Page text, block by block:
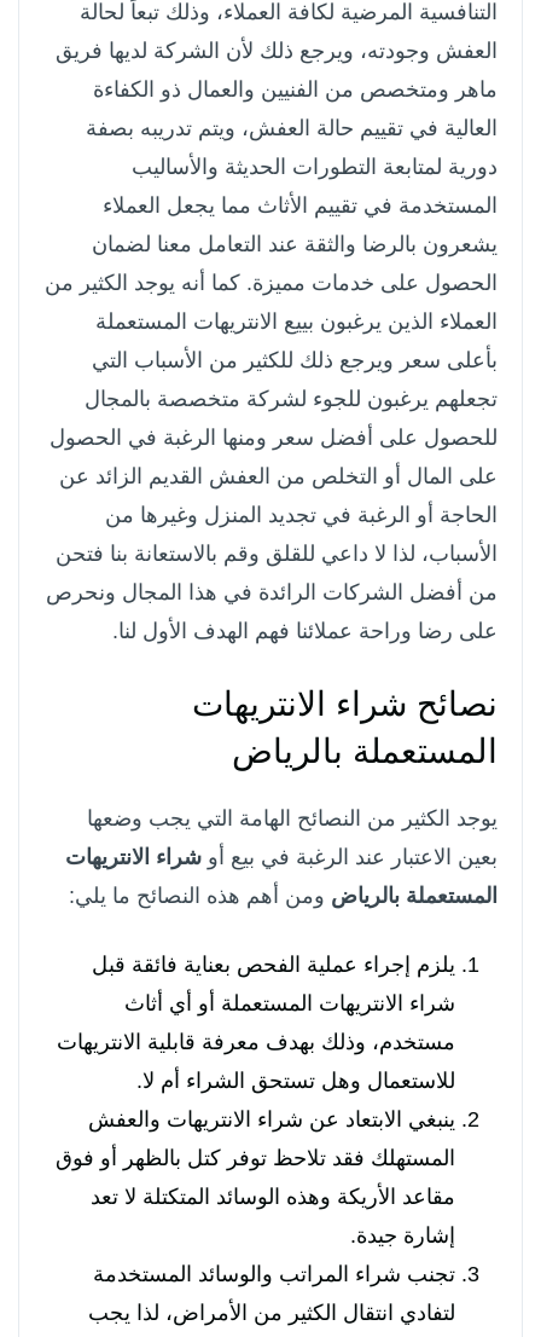
التنافسية المرضية لكافة العملاء، وذلك تبعاً لحالة
العفش وجودته، ويرجع ذلك لأن الشركة لديها فريق
ماهر ومتخصص من الفنيين والعمال ذو الكفاءة
العالية في تقييم حالة العفش، ويتم تدريبه بصفة
دورية لمتابعة التطورات الحديثة والأساليب
المستخدمة في تقييم الأثاث مما يجعل العملاء
يشعرون بالرضا والثقة عند التعامل معنا لضمان
الحصول على خدمات مميزة. كما أنه يوجد الكثير من
العملاء الذين يرغبون بييع الانتريهات المستعملة
بأعلى سعر ويرجع ذلك للكثير من الأسباب التي
تجعلهم يرغبون للجوء لشركة متخصصة بالمجال
للحصول على أفضل سعر ومنها الرغبة في الحصول
على المال أو التخلص من العفش القديم الزائد عن
الحاجة أو الرغبة في تجديد المنزل وغيرها من
الأسباب، لذا لا داعي للقلق وقم بالاستعانة بنا فتحن
من أفضل الشركات الرائدة في هذا المجال ونحرص
على رضا وراحة عملائنا فهم الهدف الأول لنا.
نصائح شراء الانتريهات
المستعملة بالرياض
يوجد الكثير من النصائح الهامة التي يجب وضعها
بعين الاعتبار عند الرغبة في بيع أو شراء الانتريهات
المستعملة بالرياض ومن أهم هذه النصائح ما يلي:
يلزم إجراء عملية الفحص بعناية فائقة قبل
شراء الانتريهات المستعملة أو أي أثاث
مستخدم، وذلك بهدف معرفة قابلية الانتريهات
للاستعمال وهل تستحق الشراء أم لا.
ينبغي الابتعاد عن شراء الانتريهات والعفش
المستهلك فقد تلاحظ توفر كتل بالظهر أو فوق
مقاعد الأريكة وهذه الوسائد المتكتلة لا تعد
إشارة جيدة.
تجنب شراء المراتب والوسائد المستخدمة
لتفادي انتقال الكثير من الأمراض، لذا يجب